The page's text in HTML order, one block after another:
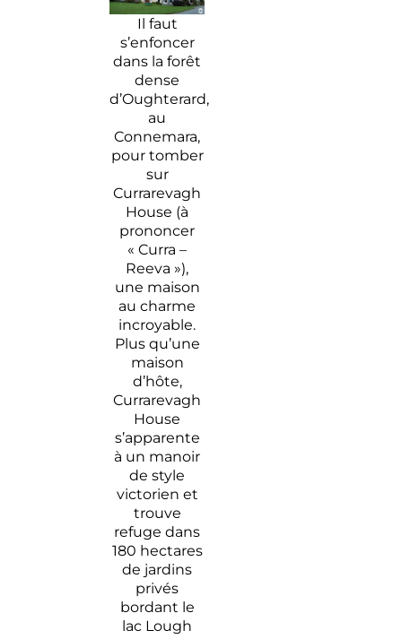
Il faut
s’enfoncer
dans la forêt
dense
d’Oughterard,
au
Connemara,
pour tomber
sur
Currarevagh
House (à
prononcer
« Curra –
Reeva »),
une maison
au charme
incroyable.
Plus qu’une
maison
d’hôte,
Currarevagh
House
s’apparente
à un manoir
de style
victorien et
trouve
refuge dans
180 hectares
de jardins
privés
bordant le
lac Lough